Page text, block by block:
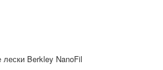
лески Berkley NanoFil